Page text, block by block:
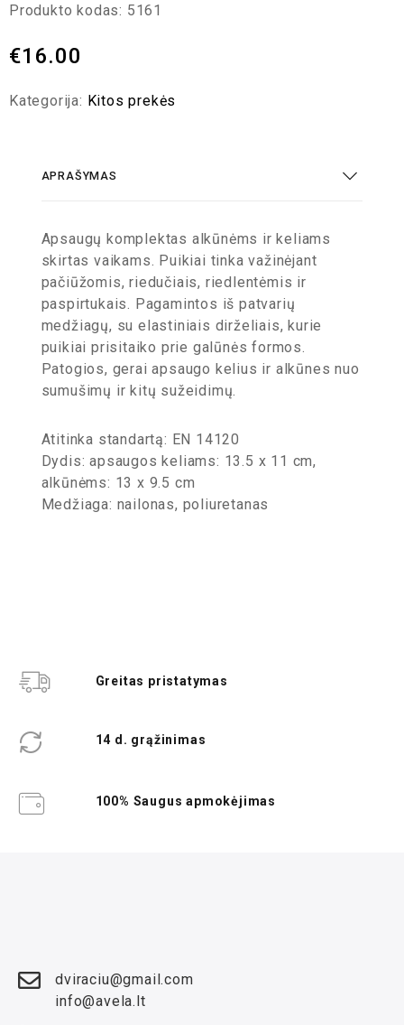
Produkto kodas: 5161
€16.00
Kategorija: Kitos prekės
APRAŠYMAS
Apsaugų komplektas alkūnėms ir keliams
skirtas vaikams. Puikiai tinka važinėjant
pačiūžomis, riedučiais, riedlentėmis ir
paspirtukais. Pagamintos iš patvarių
medžiagų, su elastiniais dirželiais, kurie
puikiai prisitaiko prie galūnės formos.
Patogios, gerai apsaugo kelius ir alkūnes nuo
sumušimų ir kitų sužeidimų.
Atitinka standartą: EN 14120
Dydis: apsaugos keliams: 13.5 x 11 cm,
alkūnėms: 13 x 9.5 cm
Medžiaga: nailonas, poliuretanas
Greitas pristatymas
14 d. grąžinimas
100% Saugus apmokėjimas
dviraciu@gmail.com
info@avela.lt